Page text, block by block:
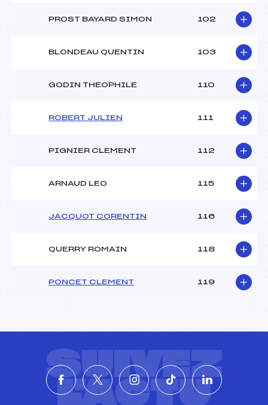
PROST BAYARD SIMON 102
BLONDEAU QUENTIN 103
GODIN THEOPHILE 110
ROBERT JULIEN 111
PIGNIER CLEMENT 112
ARNAUD LEO 115
JACQUOT CORENTIN 116
QUERRY ROMAIN 118
PONCET CLEMENT 119
SUIVEZ
L'ACTU